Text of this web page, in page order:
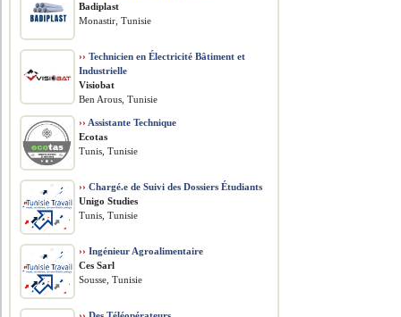
Badiplast
Monastir, Tunisie
›› Technicien en Électricité Bâtiment et
Industrielle
Visiobat
Ben Arous, Tunisie
›› Assistante Technique
Ecotas
Tunis, Tunisie
›› Chargé.e de Suivi des Dossiers Étudiants
Unigo Studies
Tunis, Tunisie
›› Ingénieur Agroalimentaire
Ces Sarl
Sousse, Tunisie